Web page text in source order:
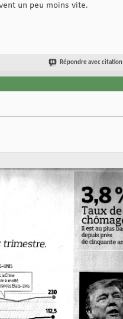
un peu moins vite.
Répondre avec citation